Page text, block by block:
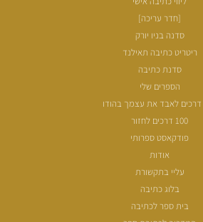
[חדר עריכה]
סדנה בניו יורק
ריטריט כתיבה תאילנד
סדנת כתיבה
הספרים שלי
100 דרכים לחזור
פודקאסט ספרותי
אודות
עליי בתקשורת
בלוג כתיבה
בית ספר לכתיבה